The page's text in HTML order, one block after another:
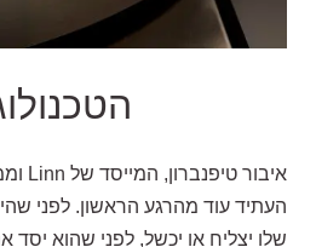
העתיד עוד מהרגע הראשון. לפני
שלו יצליח או יכשל, לפני שהוא יסד